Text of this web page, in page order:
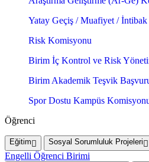
Yatay Geçiş / Muafiyet /
Risk Komisyonu
Birim İç Kontrol ve Risk
Birim Akademik Teşvik
Spor Dostu Kampüs
Öğrenci
Eğitim Sosyal Sorumluluk Projeleri
Engelli Öğrenci Birimi